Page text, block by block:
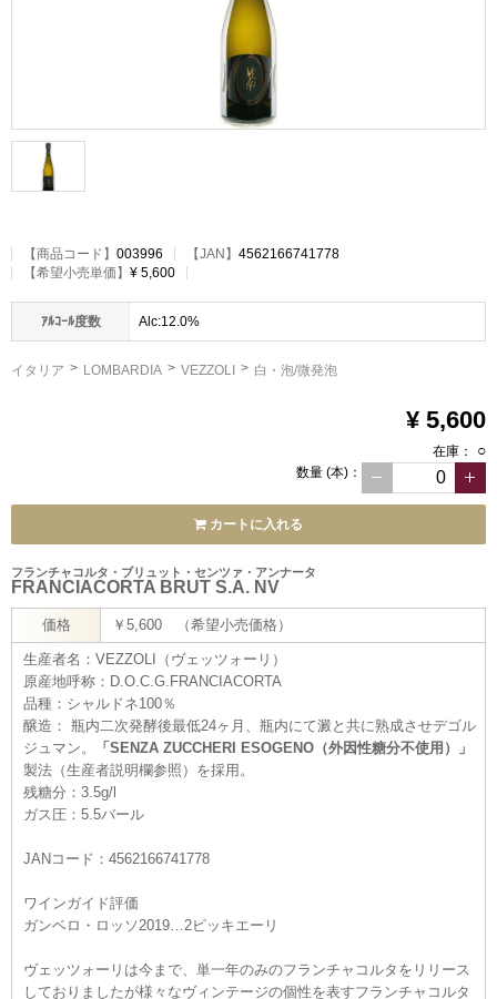
【商品コード】 003996 【JAN】 4562166741778
【希望小売単価】 ¥ 5,600
ｱﾙｺｰﾙ度数 Alc:12.0%
イタリア LOMBARDIA VEZZOLI 白・泡/微発泡
¥ 5,600
在庫： ○
数量 (本) ：
カートに入れる
フランチャコルタ・ブリュット・センツァ・アンナータ
FRANCIACORTA BRUT S.A. NV
価格 ￥5,600 （希望小売価格）
生産者名：VEZZOLI（ヴェッツォーリ）
原産地呼称：D.O.C.G.FRANCIACORTA
品種：シャルドネ100％
醸造： 瓶内二次発酵後最低24ヶ月、瓶内にて澱と共に熟成させデゴル
ジュマン。
「SENZA ZUCCHERI ESOGENO（外因性糖分不使用）」
製法（生産者説明欄参照）を採用。
残糖分：3.5g/l
ガス圧：5.5バール
JANコード：4562166741778
ワインガイド評価
ガンベロ・ロッソ2019…2ビッキエーリ
ヴェッツォーリは今まで、単一年のみのフランチャコルタをリリース
しておりましたが様々なヴィンテージの個性を表すフランチャコルタ